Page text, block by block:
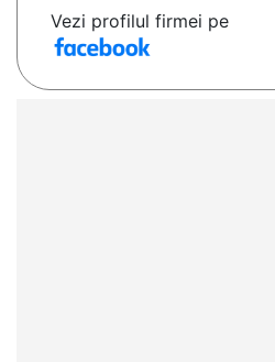
Vezi profilul firmei pe